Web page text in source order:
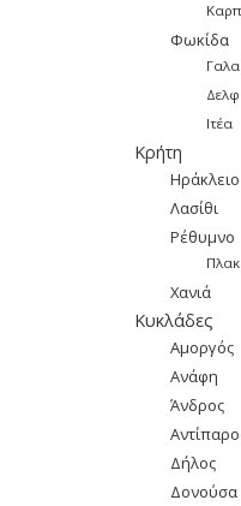
Φωκίδα
Ιτέα
Κρήτη
Ηράκλειο
Λασίθι
Ρέθυμνο
Χανιά
Κυκλάδες
Αμοργός
Ανάφη
Άνδρος
Δήλος
Δονούσα